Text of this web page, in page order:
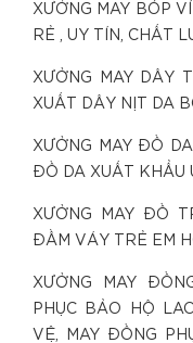
XƯỞNG MAY BÓP
RẺ , UY TÍN, CHẤT
XƯỞNG MAY DÂY
XUẤT DÂY NỊT DA
XƯỞNG MAY ĐỒ
ĐỒ DA XUẤT KHẨU
XƯỞNG MAY ĐỒ
ĐẦM VÁY TRẺ EM
XƯỞNG MAY
PHỤC BẢO HỘ
VỆ, MAY ĐỒNG